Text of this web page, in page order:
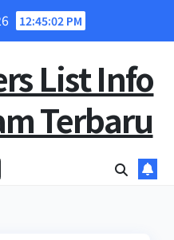
12:45:03 PM
List Info
Terbaru